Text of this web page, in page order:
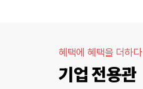
혜택에 혜택을 더하다
기업 전용관